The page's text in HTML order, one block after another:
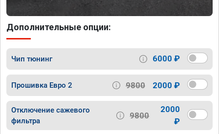
Дополнительные опции:
Чип тюнинг 6000 ₽
Прошивка Евро 2 9800 2000 ₽
Отключение сажевого
фильтра
9800
2000
₽